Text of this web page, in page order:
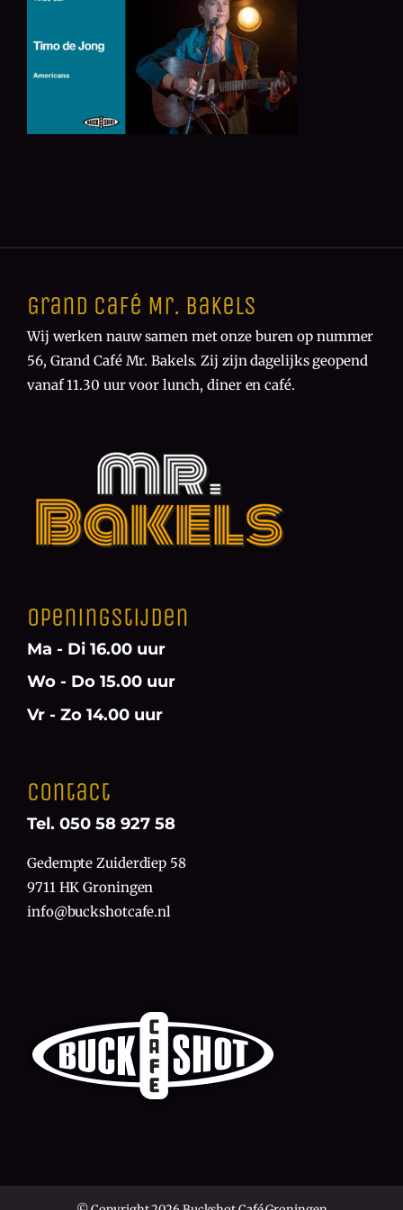
Grand Café Mr. Bakels
Wij werken nauw samen met onze buren op nummer
56, Grand Café Mr. Bakels. Zij zijn dagelijks geopend
vanaf 11.30 uur voor lunch, diner en café.
Openingstijden
Ma - Di 16.00 uur
Wo - Do 15.00 uur
Vr - Zo 14.00 uur
Contact
Tel. 050 58 927 58
Gedempte Zuiderdiep 58
9711 HK Groningen
info@buckshotcafe.nl